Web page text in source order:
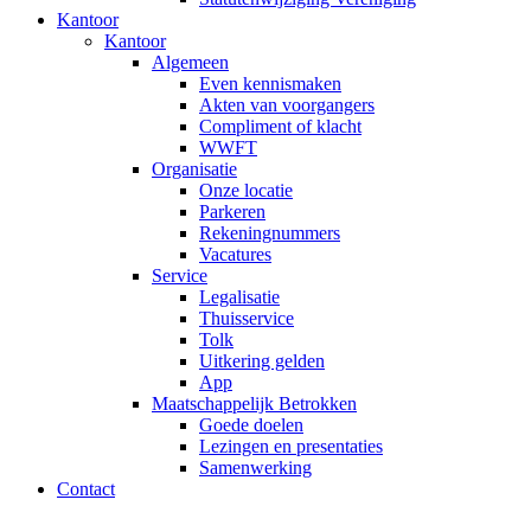
Kantoor
Kantoor
Algemeen
Even kennismaken
Akten van voorgangers
Compliment of klacht
WWFT
Organisatie
Onze locatie
Parkeren
Rekeningnummers
Vacatures
Service
Legalisatie
Thuisservice
Tolk
Uitkering gelden
App
Maatschappelijk Betrokken
Goede doelen
Lezingen en presentaties
Samenwerking
Contact